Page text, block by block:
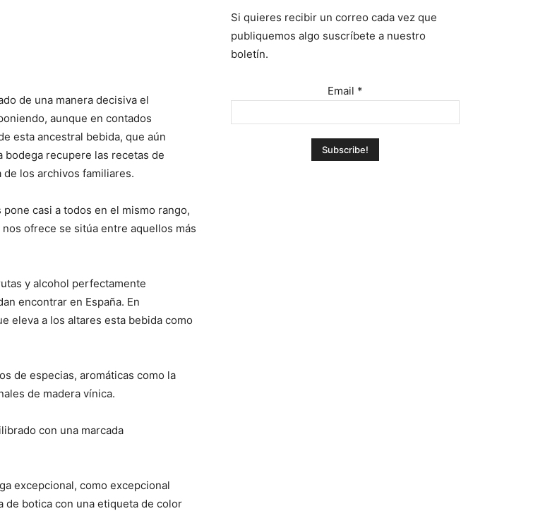
de una manera decisiva el
aunque en contados
esta ancestral bebida, que aún
recupere las recetas de
de los archivos familiares.
casi a todos en el mismo rango,
ofrece se sitúa entre aquellos más
y alcohol perfectamente
encontrar en España. En
eleva a los altares esta bebida como
de especias, aromáticas como la
de madera vínica.
con una marcada
excepcional, como excepcional
de botica con una etiqueta de color
Si quieres recibir un correo cada vez que
publiquemos algo suscríbete a nuestro
boletín.
Email *